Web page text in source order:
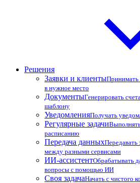
Решения
Заявки и клиентыПринимать
в нужное место
ДокументыГенерировать
шаблону
УведомленияПолучать
Регулярные задачи
расписанию
Передача данныхПередавать
между разными сервисами
ИИ-ассистентОбрабатывать
вопросы с помощью ИИ
Своя задачаНачать с чистого